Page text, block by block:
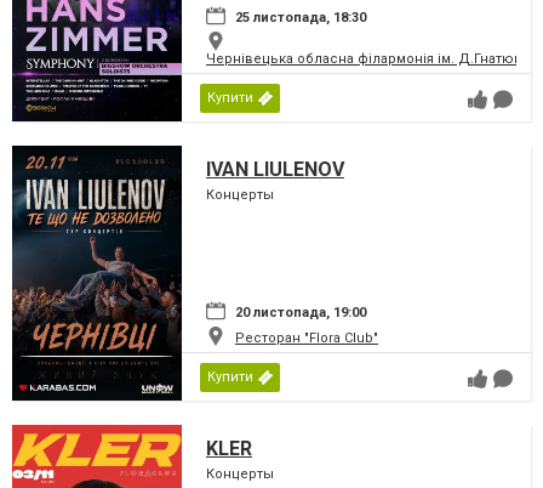
25 листопада, 18:30
Чернівецька обласна філармонія ім. Д.Гнатюка
Купити
IVAN LIULENOV
Концерты
20 листопада, 19:00
Ресторан "Flora Club"
Купити
KLER
Концерты